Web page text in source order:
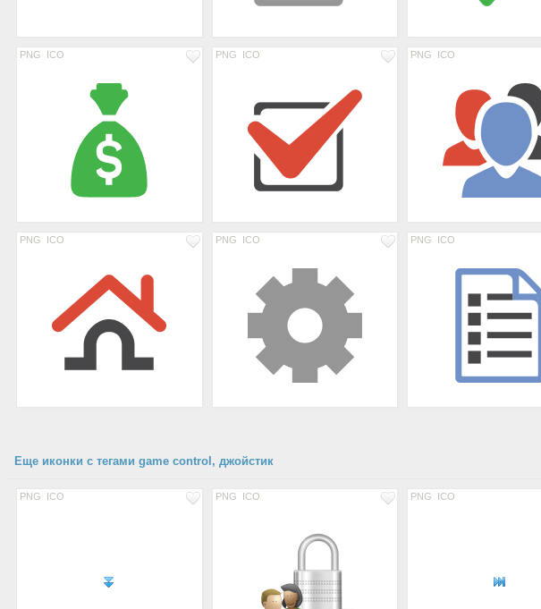
PNG ICO PNG ICO PNG ICO
PNG ICO PNG ICO PNG ICO
Еще иконки с тегами game control, джойстик
PNG ICO PNG ICO PNG ICO